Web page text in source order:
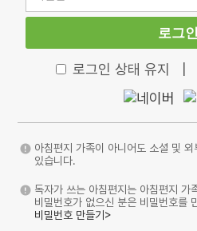
로그인
로그인 상태 유지
아침편지 가족이 아니어도 소셜 및
있습니다.
독자가 쓰는 아침편지는 아침편지 가
비밀번호가 없으신 분은 비밀번호를
비밀번호 만들기>